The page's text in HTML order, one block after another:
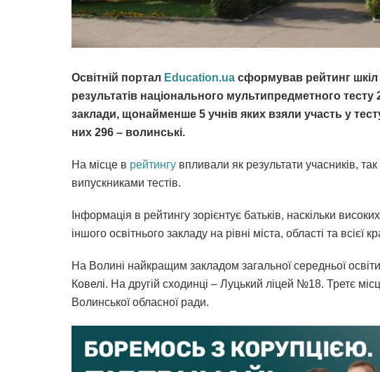
Освітній портал Education.ua сформував рейтинг шкіл
результатів національного мультипредметного
заклади, щонайменше 5 учнів яких взяли участь у
них 296 – волинські.
На місце в рейтингу впливали як результати учасників, так
випускниками тестів.
Інформація в рейтингу зорієнтує батьків, наскільки
іншого освітнього закладу на рівні міста, області та всієї
На Волині найкращим закладом загальної середньої
Ковелі. На другій сходинці – Луцький ліцей №18. Третє
Волинської обласної ради.